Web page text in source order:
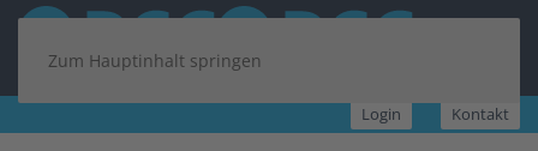
Zum Hauptinhalt springen
Login Kontakt